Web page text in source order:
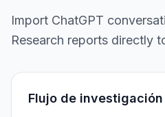
Import ChatGPT
Research reports directly
Flujo de investigación